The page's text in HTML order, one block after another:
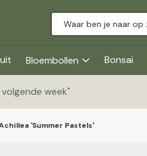
Bloembollen Bonsai
week"
'Summer Pastels'